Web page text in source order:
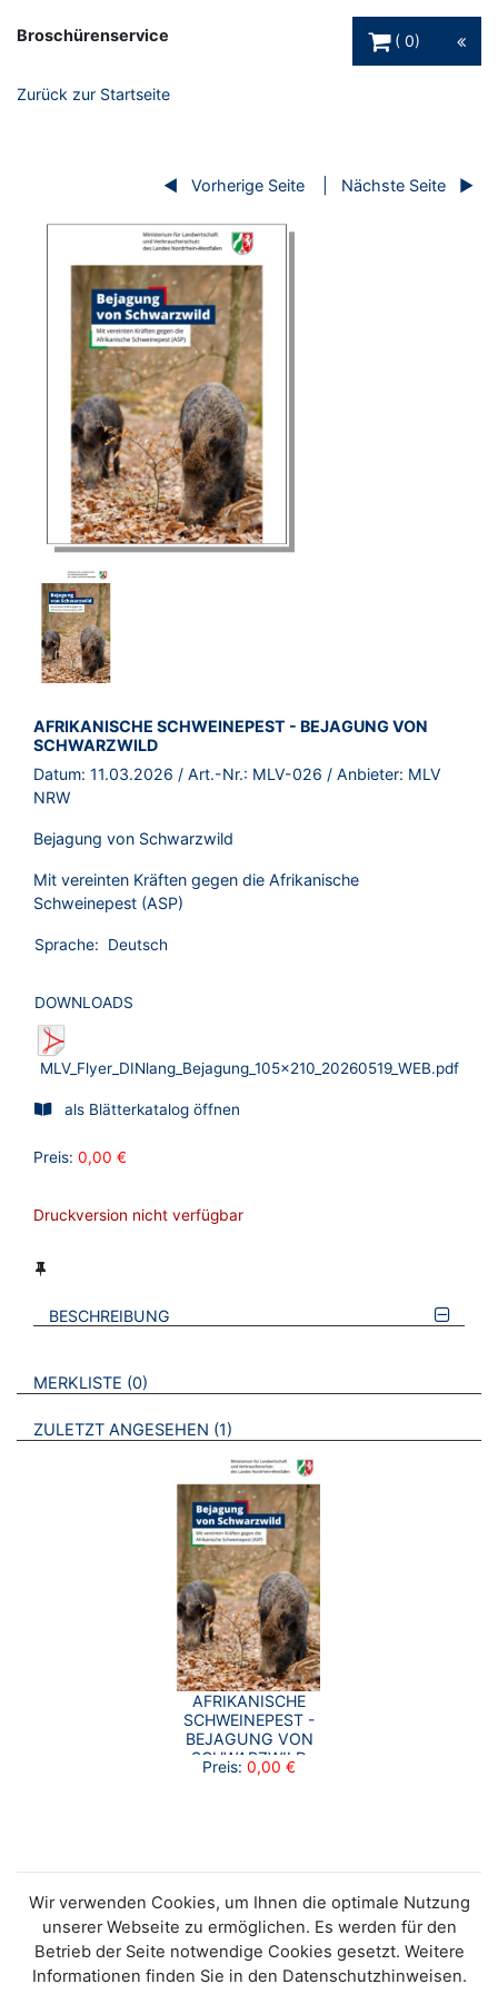
Broschürenservice
0
Zurück zur Startseite
Vorherige Seite Nächste Seite
BROSCHÜRE:
AFRIKANISCHE SCHWEINEPEST - BEJAGUNG VON
SCHWARZWILD
Datum: 11.03.2026 / Art.-Nr.: MLV-026 / Anbieter: MLV
NRW
Bejagung von Schwarzwild
Mit vereinten Kräften gegen die Afrikanische
Schweinepest (ASP)
Sprache: Deutsch
DOWNLOADS
MLV_Flyer_DINlang_Bejagung_105x210_20260519_WEB.pdf
als Blätterkatalog öffnen
Preis: 0,00 €
Druckversion nicht verfügbar
BESCHREIBUNG
VERWEISE AUF VERMERKTE- ODER ZULETZT ANGESEHENE
MERKLISTE 0 BROSCHÜREN
ZULETZT ANGESEHEN 1 BROSCHÜREN
AFRIKANISCHE
SCHWEINEPEST -
BEJAGUNG VON
SCHWARZWILD
Preis: 0,00 €
Wir verwenden Cookies, um Ihnen die optimale Nutzung
unserer Webseite zu ermöglichen. Es werden für den
Betrieb der Seite notwendige Cookies gesetzt. Weitere
Informationen finden Sie in den Datenschutzhinweisen.